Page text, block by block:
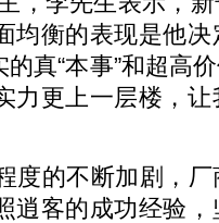
均衡的表现是他
真“本事”和超高
力更上一层楼，
度的不断加剧，
逍客的成功经验